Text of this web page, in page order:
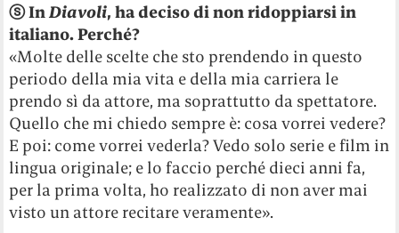
ⓢInDiavoli, ha deciso di non ridoppiarsi in
italiano. Perché?
«Molte delle scelte che sto prendendo in questo
periodo della mia vita e della mia carriera le
prendo sì da attore, ma soprattutto da spettatore.
Quello che mi chiedo sempre è: cosa vorrei vedere?
E poi: come vorrei vederla? Vedo solo serie e film in
lingua originale; e lo faccio perché dieci anni fa,
per la prima volta, ho realizzato di non aver mai
visto un attore recitare veramente».